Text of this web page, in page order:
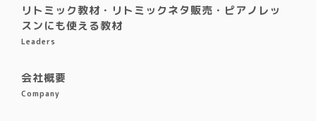
リトミック教材・リトミックネタ販売・ピアノレッ
スンにも使える教材
Leaders
会社概要
Company